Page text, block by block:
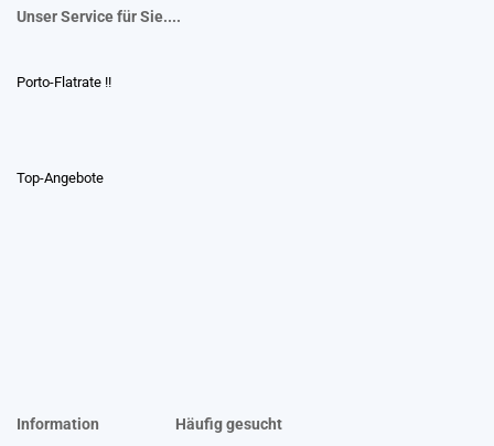
Unser Service für Sie....
Porto-Flatrate !!
Top-Angebote
Information Häufig gesucht